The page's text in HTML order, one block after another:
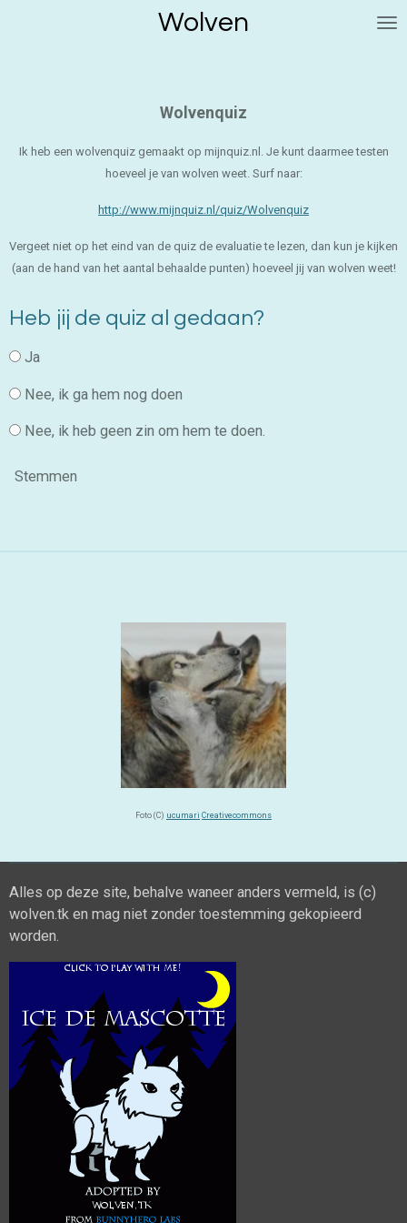
Wolven
Wolvenquiz
Ik heb een wolvenquiz gemaakt op mijnquiz.nl. Je kunt daarmee testen
hoeveel je van wolven weet. Surf naar:
http://www.mijnquiz.nl/quiz/Wolvenquiz
Vergeet niet op het eind van de quiz de evaluatie te lezen, dan kun je kijken
(aan de hand van het aantal behaalde punten) hoeveel jij van wolven weet!
Heb jij de quiz al gedaan?
Ja
Nee, ik ga hem nog doen
Nee, ik heb geen zin om hem te doen.
Stemmen
Foto (C) ucumari Creativecommons
Alles op deze site, behalve waneer anders vermeld, is (c)
wolven.tk en mag niet zonder toestemming gekopieerd
worden.